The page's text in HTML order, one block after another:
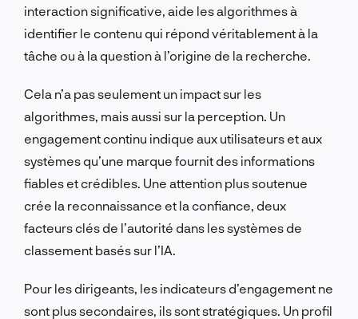
interaction significative, aide les algorithmes à
identifier le contenu qui répond véritablement à la
tâche ou à la question à l’origine de la recherche.
Cela n’a pas seulement un impact sur les
algorithmes, mais aussi sur la perception. Un
engagement continu indique aux utilisateurs et aux
systèmes qu’une marque fournit des informations
fiables et crédibles. Une attention plus soutenue
crée la reconnaissance et la confiance, deux
facteurs clés de l’autorité dans les systèmes de
classement basés sur l’IA.
Pour les dirigeants, les indicateurs d’engagement ne
sont plus secondaires, ils sont stratégiques. Un profil